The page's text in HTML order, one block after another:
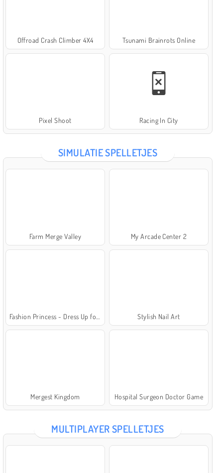
Offroad Crash Climber 4X4 Tsunami Brainrots Online
Pixel Shoot Racing In City
SIMULATIE SPELLETJES
Farm Merge Valley My Arcade Center 2
Stylish Nail Art
Mergest Kingdom Hospital Surgeon Doctor Game
MULTIPLAYER SPELLETJES